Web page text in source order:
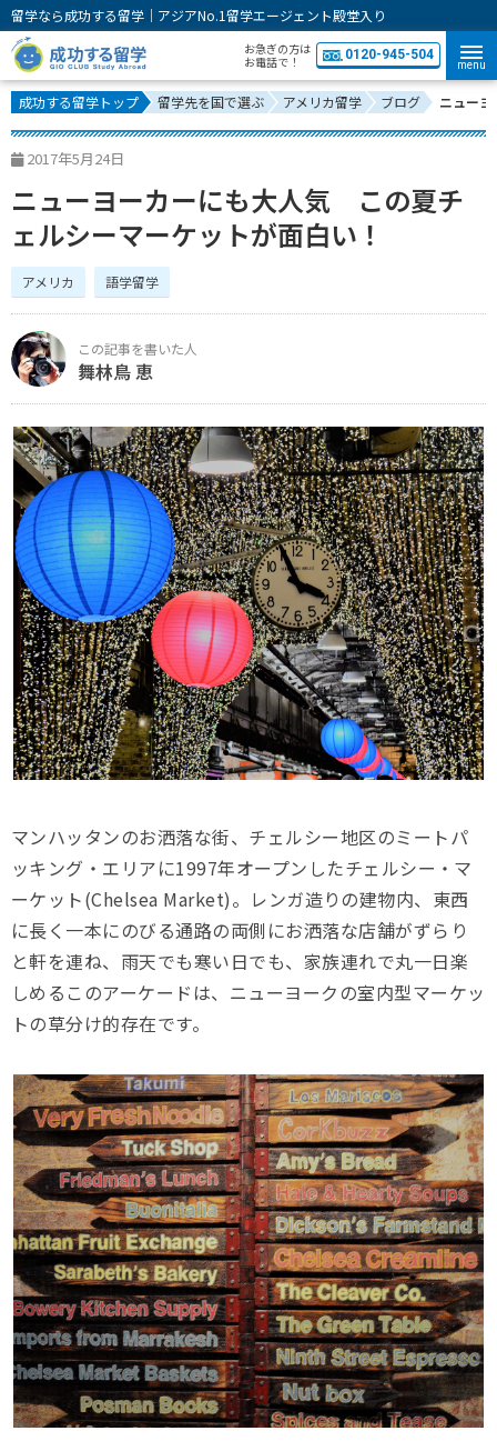
留学なら成功する留学｜アジアNo.1留学エージェント殿堂入り
お急ぎの方は
お電話で！
0120-945-504
menu
成功する留学トップ 留学先を国で選ぶ アメリカ留学 ブログ ニュー
2017年5月24日
ニューヨーカーにも大人気 この夏チ
ェルシーマーケットが面白い！
アメリカ 語学留学
舞林鳥 恵
マンハッタンのお洒落な街、チェルシー地区のミートパ
ッキング・エリアに1997年オープンしたチェルシー・マ
ーケット(Chelsea Market)。レンガ造りの建物内、東西
に長く一本にのびる通路の両側にお洒落な店舗がずらり
と軒を連ね、雨天でも寒い日でも、家族連れで丸一日楽
しめるこのアーケードは、ニューヨークの室内型マーケッ
トの草分け的存在です。